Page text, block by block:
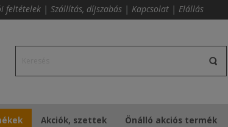
feltételek | Szállítás, díjszabás | Kapcsolat | Elállás
Akciók, szettek Önálló akciós termék